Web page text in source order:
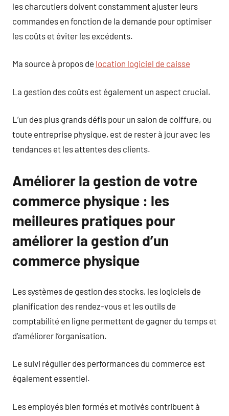
les charcutiers doivent constamment ajuster leurs
commandes en fonction de la demande pour optimiser
les coûts et éviter les excédents.
Ma source à propos de location logiciel de caisse
La gestion des coûts est également un aspect crucial.
L’un des plus grands défis pour un salon de coiffure, ou
toute entreprise physique, est de rester à jour avec les
tendances et les attentes des clients.
Améliorer la gestion de votre
commerce physique : les
meilleures pratiques pour
améliorer la gestion d’un
commerce physique
Les systèmes de gestion des stocks, les logiciels de
planification des rendez-vous et les outils de
comptabilité en ligne permettent de gagner du temps et
d’améliorer l’organisation.
Le suivi régulier des performances du commerce est
également essentiel.
Les employés bien formés et motivés contribuent à